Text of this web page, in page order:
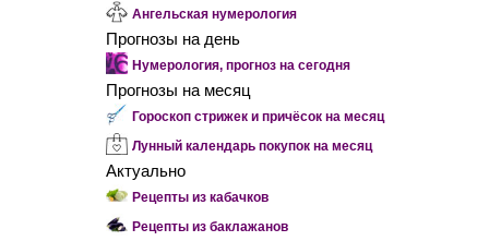
Ангельская нумерология
Прогнозы на день
Нумерология, прогноз на сегодня
Прогнозы на месяц
Гороскоп стрижек и причёсок на месяц
Лунный календарь покупок на месяц
Актуально
Рецепты из кабачков
Рецепты из баклажанов